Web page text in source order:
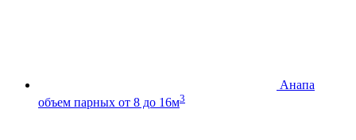
Анапа
объем парных от 8 до 16м3